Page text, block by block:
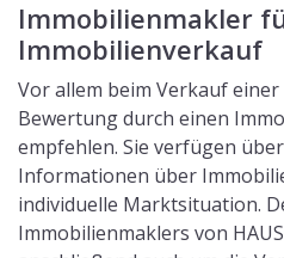
Immobilienmakler
Immobilienverkauf
Vor allem beim Verkauf
Bewertung durch einen
empfehlen. Sie verfügen
Informationen über
individuelle Marktsituation.
Immobilienmaklers von